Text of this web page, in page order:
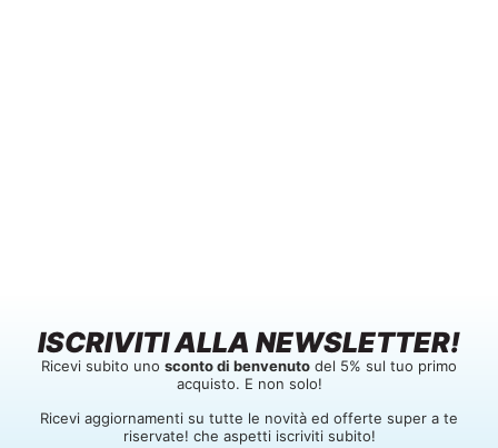
ISCRIVITI ALLA NEWSLETTER!
Ricevi subito uno sconto di benvenuto del 5% sul tuo primo
acquisto. E non solo!
Ricevi aggiornamenti su tutte le novità ed offerte super a te
riservate! che aspetti iscriviti subito!